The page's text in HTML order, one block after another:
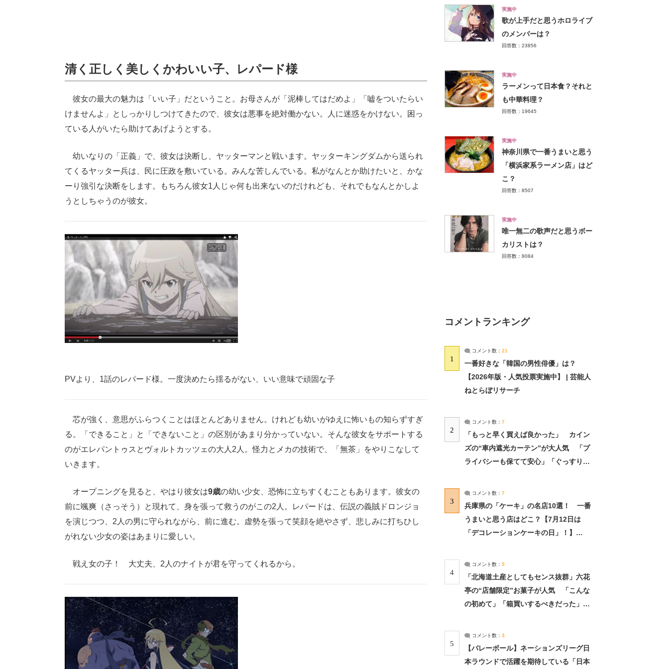
清く正しく美しくかわいい子、レパード様
彼女の最大の魅力は「いい子」だということ。お母さんが「泥棒してはだめよ」「嘘をついたらい
けませんよ」としっかりしつけてきたので、彼女は悪事を絶対働かない。人に迷惑をかけない。困っ
ている人がいたら助けてあげようとする。
幼いなりの「正義」で、彼女は決断し、ヤッターマンと戦います。ヤッターキングダムから送られ
てくるヤッター兵は、民に圧政を敷いている。みんな苦しんでいる。私がなんとか助けたいと、かな
ーり強引な決断をします。もちろん彼女1人じゃ何も出来ないのだけれども、それでもなんとかしよ
うとしちゃうのが彼女。
PVより、1話のレパード様。一度決めたら揺るがない、いい意味で頑固な子
芯が強く、意思がふらつくことはほとんどありません。けれども幼いがゆえに怖いもの知らずすぎ
る。「できること」と「できないこと」の区別があまり分かっていない。そんな彼女をサポートする
のがエレパントゥスとヴォルトカッツェの大人2人。怪力とメカの技術で、「無茶」をやりこなして
いきます。
オープニングを見ると、やはり彼女は9歳の幼い少女、恐怖に立ちすくむこともあります。彼女の
前に颯爽（さっそう）と現れて、身を張って救うのがこの2人。レパードは、伝説の義賊ドロンジョ
を演じつつ、2人の男に守られながら、前に進む。虚勢を張って笑顔を絶やさず、悲しみに打ちひし
がれない少女の姿はあまりに愛しい。
戦え女の子！ 大丈夫、2人のナイトが君を守ってくれるから。
実施中
歌が上手だと思うホロライブ
のメンバーは？
回答数：23856
実施中
ラーメンって日本食？それと
も中華料理？
回答数：19645
実施中
神奈川県で一番うまいと思う
「横浜家系ラーメン店」はど
こ？
回答数：8507
実施中
唯一無二の歌声だと思うボー
カリストは？
回答数：8084
コメントランキング
1
コメント数： 21
一番好きな「韓国の男性俳優」は？
【2026年版・人気投票実施中】 | 芸能人
ねとらぼリサーチ
2
コメント数： 7
「もっと早く買えば良かった」 カイン
ズの“車内遮光カーテン”が大人気 「プ
ライバシーも保てて安心」「ぐっすり眠
3
コメント数： 7
兵庫県の「ケーキ」の名店10選！ 一番
うまいと思う店はどこ？【7月12日は
「デコレーションケーキの日」！】
4
コメント数： 5
「北海道土産としてもセンス抜群」六花
亭の“店舗限定”お菓子が人気 「こんな
の初めて」「箱買いするべきだった」
5
コメント数： 3
【バレーボール】ネーションズリーグ日
本ラウンドで活躍を期待している「日本